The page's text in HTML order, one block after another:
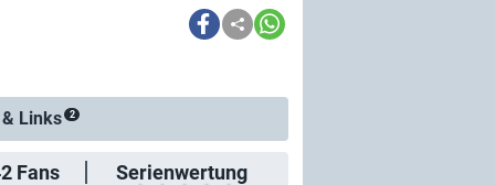
Links 2
Fans Serienwertung